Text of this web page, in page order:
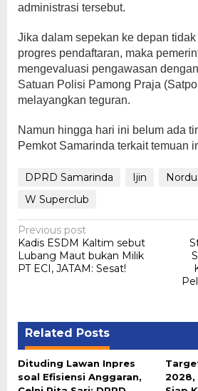
administrasi tersebut.
Jika dalam sepekan ke depan
progres pendaftaran, maka
mengevaluasi pengawasan
Satuan Polisi Pamong Praja
melayangkan teguran.
Namun hingga hari ini belum ada
Pemkot Samarinda terkait temuan
DPRD Samarinda Ijin Nordu
W Superclub
Post
navigation
Previous post
Kadis ESDM Kaltim sebut
Lubang Maut bukan Milik
PT ECI, JATAM: Sesat!
Related Posts
Dituding Lawan Inpres
soal Efisiensi Anggaran,
2028,